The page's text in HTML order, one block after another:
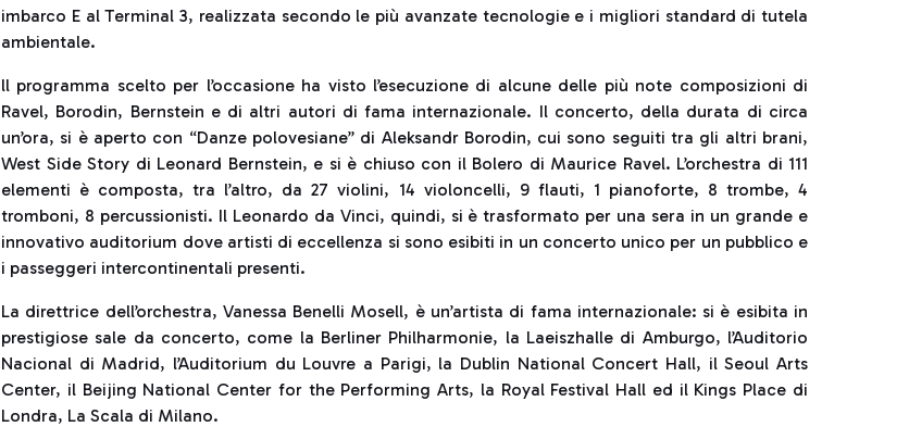
imbarco E al Terminal 3, realizzata secondo le più avanzate tecnologie e i migliori standard di tutela
ambientale.
ll programma scelto per l’occasione ha visto l’esecuzione di alcune delle più note composizioni di
Ravel, Borodin, Bernstein e di altri autori di fama internazionale. Il concerto, della durata di circa
un’ora, si è aperto con “Danze polovesiane” di Aleksandr Borodin, cui sono seguiti tra gli altri brani,
West Side Story di Leonard Bernstein, e si è chiuso con il Bolero di Maurice Ravel. L’orchestra di 111
elementi è composta, tra l’altro, da 27 violini, 14 violoncelli, 9 flauti, 1 pianoforte, 8 trombe, 4
tromboni, 8 percussionisti. Il Leonardo da Vinci, quindi, si è trasformato per una sera in un grande e
innovativo auditorium dove artisti di eccellenza si sono esibiti in un concerto unico per un pubblico e
i passeggeri intercontinentali presenti.
La direttrice dell’orchestra, Vanessa Benelli Mosell, è un’artista di fama internazionale: si è esibita in
prestigiose sale da concerto, come la Berliner Philharmonie, la Laeiszhalle di Amburgo, l’Auditorio
Nacional di Madrid, l’Auditorium du Louvre a Parigi, la Dublin National Concert Hall, il Seoul Arts
Center, il Beijing National Center for the Performing Arts, la Royal Festival Hall ed il Kings Place di
Londra, La Scala di Milano.